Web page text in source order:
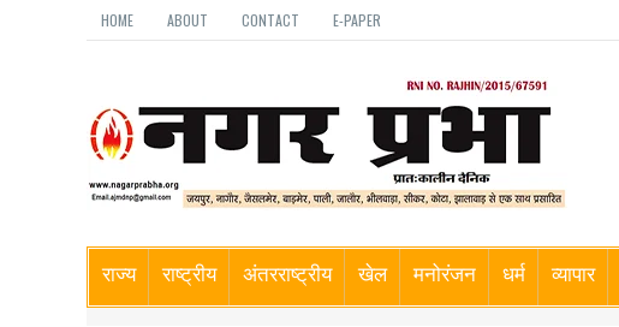
HOME ABOUT CONTACT E-PAPER
राज्य राष्ट्रीय अंतरराष्ट्रीय खेल मनोरंजन धर्म व्यापार